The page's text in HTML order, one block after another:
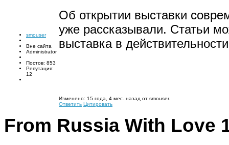
smouser
Вне сайта
Administrator
Постов: 853
Репутация:
12
Об открытии выставки
уже рассказывали. Статьи
выставка в
Изменено: 15 года, 4 мес. назад от smouser.
Ответить Цитировать
From Russia With Love